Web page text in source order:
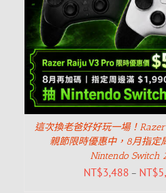
這次換老爸好好玩一場！
親節限時優惠中，8月指定
Nintendo Switch
NT$3,488 – NT$